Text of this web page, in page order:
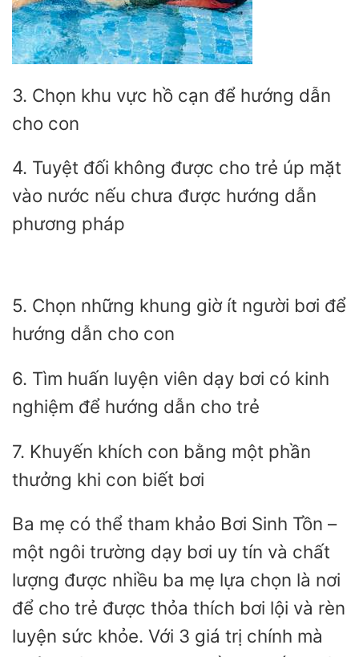
3. Chọn khu vực hồ cạn để hướng dẫn
cho con
4. Tuyệt đối không được cho trẻ úp mặt
vào nước nếu chưa được hướng dẫn
phương pháp
5. Chọn những khung giờ ít người bơi để
hướng dẫn cho con
6. Tìm huấn luyện viên dạy bơi có kinh
nghiệm để hướng dẫn cho trẻ
7. Khuyến khích con bằng một phần
thưởng khi con biết bơi
Ba mẹ có thể tham khảo Bơi Sinh Tồn –
một ngôi trường dạy bơi uy tín và chất
lượng được nhiều ba mẹ lựa chọn là nơi
để cho trẻ được thỏa thích bơi lội và rèn
luyện sức khỏe. Với 3 giá trị chính mà